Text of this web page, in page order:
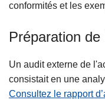
conformités et les
Préparation
Un audit externe de
consistait en une
Consultez le rapport